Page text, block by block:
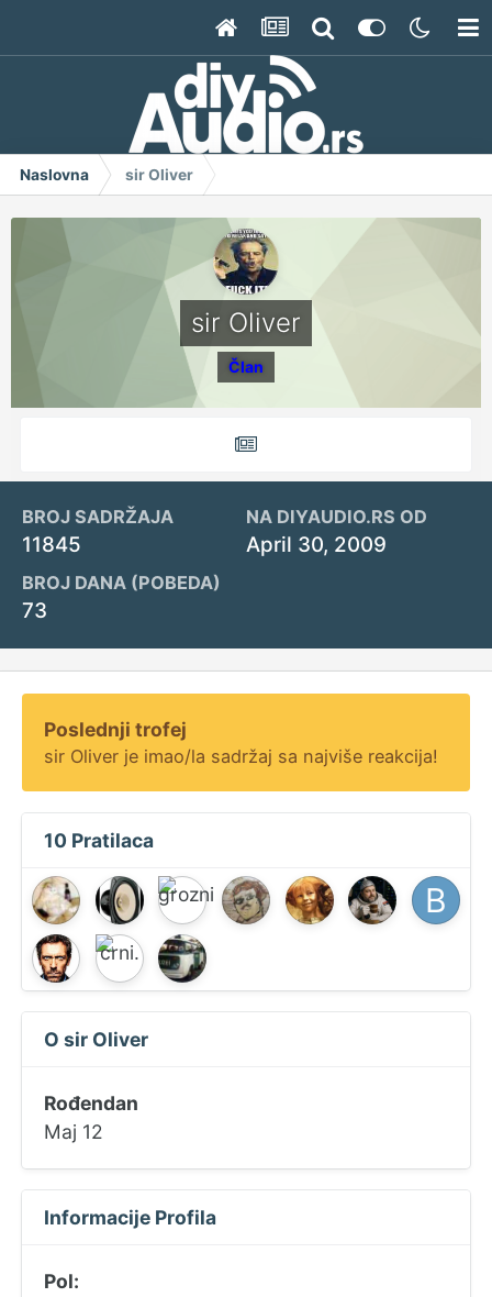
Naslovna sir Oliver
sir Oliver
Član
BROJ SADRŽAJA
11845
NA DIYAUDIO.RS OD
April 30, 2009
BROJ DANA (POBEDA)
73
Poslednji trofej
sir Oliver je imao/la sadržaj sa najviše reakcija!
10 Pratilaca
O sir Oliver
Rođendan
Maj 12
Informacije Profila
Pol: